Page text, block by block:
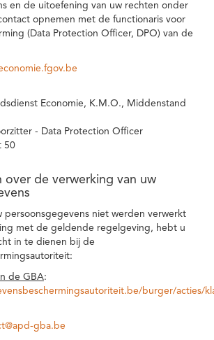
en de uitoefening van uw rechten onder
opnemen met de functionaris voor
(Data Protection Officer, DPO) van de
Economie, K.M.O., Middenstand
- Data Protection Officer
50
over de verwerking van uw
persoonsgegevens niet werden verwerkt
met de geldende regelgeving, hebt u
in te dienen bij de
de GBA:
burger/acties/
gba.be